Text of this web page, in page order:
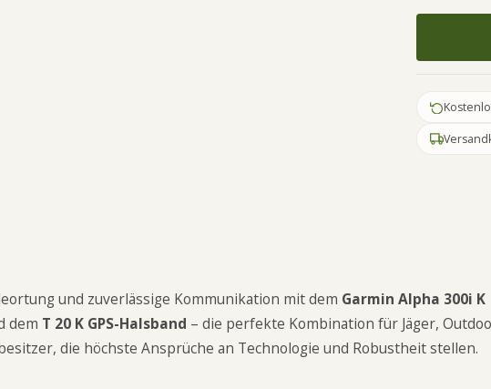
und zuverlässige Kommunikation mit dem Garmin Alpha 300i K
dem T 20 K GPS-Halsband – die perfekte Kombination für Jäger,
die höchste Ansprüche an Technologie und Robustheit stellen.